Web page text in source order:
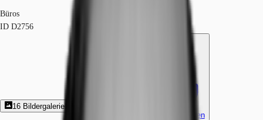
Büros
ID D2756
16 Bildergalerie
Exposé herunterladen